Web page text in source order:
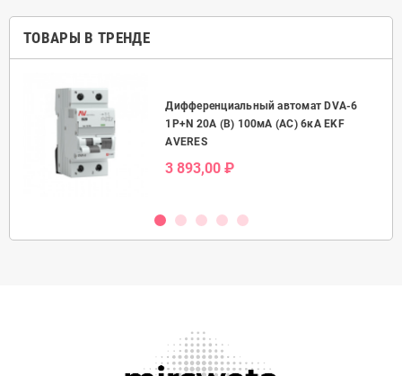
ТОВАРЫ В ТРЕНДЕ
Дифференциальный автомат DVA-6
1P+N 20А (B) 100мА (AC) 6кА EKF
AVERES
3 893,00 ₽